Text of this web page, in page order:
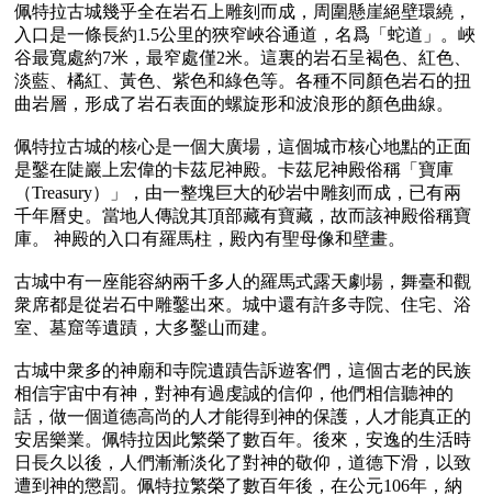
佩特拉古城幾乎全在岩石上雕刻而成，周圍懸崖絕壁環繞，
入口是一條長約1.5公里的狹窄峽谷通道，名爲「蛇道」。峽
谷最寬處約7米，最窄處僅2米。這裏的岩石呈褐色、紅色、
淡藍、橘紅、黃色、紫色和綠色等。各種不同顏色岩石的扭
曲岩層，形成了岩石表面的螺旋形和波浪形的顏色曲線。
佩特拉古城的核心是一個大廣場，這個城市核心地點的正面
是鑿在陡巖上宏偉的卡茲尼神殿。卡茲尼神殿俗稱「寶庫
（Treasury）」，由一整塊巨大的砂岩中雕刻而成，已有兩
千年曆史。當地人傳說其頂部藏有寶藏，故而該神殿俗稱寶
庫。 神殿的入口有羅馬柱，殿內有聖母像和壁畫。
古城中有一座能容納兩千多人的羅馬式露天劇場，舞臺和觀
衆席都是從岩石中雕鑿出來。城中還有許多寺院、住宅、浴
室、墓窟等遺蹟，大多鑿山而建。
古城中衆多的神廟和寺院遺蹟告訴遊客們，這個古老的民族
相信宇宙中有神，對神有過虔誠的信仰，他們相信聽神的
話，做一個道德高尚的人才能得到神的保護，人才能真正的
安居樂業。佩特拉因此繁榮了數百年。後來，安逸的生活時
日長久以後，人們漸漸淡化了對神的敬仰，道德下滑，以致
遭到神的懲罰。佩特拉繁榮了數百年後，在公元106年，納